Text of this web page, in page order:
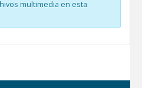
multimedia en esta